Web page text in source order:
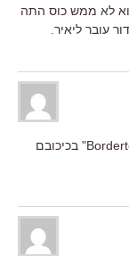
לא ממש כוס התה
עובר ליאיר.
אוף טופיק: מישהו יודע מתי יוצאיצא הסרט "Bordertown" בכיכובם